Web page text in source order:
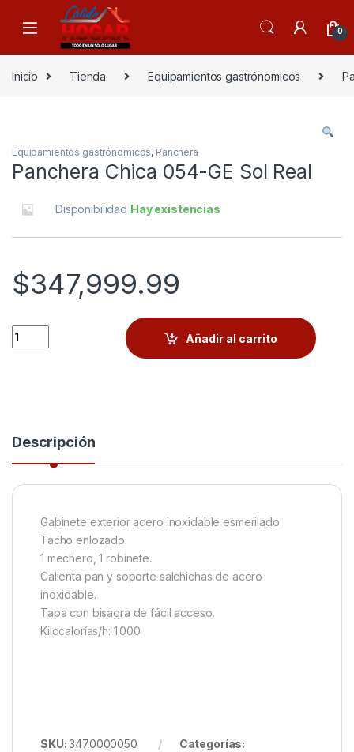
Skip to navigation
Skip to content
0
Inicio Tienda Equipamientos gastrónomicos
Equipamientos gastrónomicos, Panchera
Panchera Chica 054-GE Sol Real
Disponibilidad Hay existencias
$347,999.99
Quantity
Añadir al carrito
Descripción
Gabinete exterior acero inoxidable esmerilado.
Tacho enlozado.
1 mechero, 1 robinete.
Calienta pan y soporte salchichas de acero
inoxidable.
Tapa con bisagra de fácil acceso.
Kilocalorías/h: 1.000
SKU:3470000050
Categorías: